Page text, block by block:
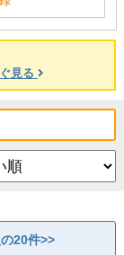
見る
20件>>